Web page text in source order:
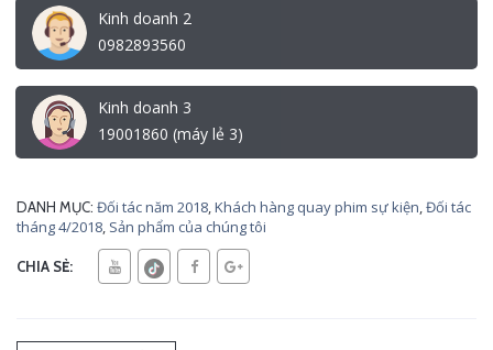
Kinh doanh 2
0982893560
Kinh doanh 3
19001860 (máy lẻ 3)
DANH MỤC: Đối tác năm 2018,Khách hàng quay phim sự kiện,Đối tác
tháng 4/2018, Sản phẩm của chúng tôi
CHIA SẺ: